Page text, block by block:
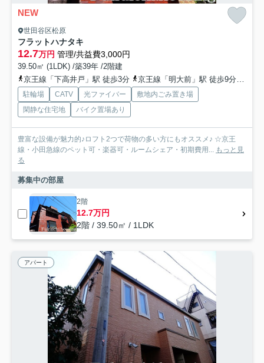
NEW
世田谷区松原
フラットハナタキ
12.7万円 管理/共益費3,000円
39.50㎡ (1LDK) /築39年 /2階建
京王線「下高井戸」駅 徒歩3分
京王線「明大前」駅 徒歩9分
駐輪場 CATV 光ファイバー
敷地内ごみ置き場
閑静な住宅地
バイク置場あり
豊富な設備が魅力的♪ロフト2つで荷物の多い方にもオススメ♪ ☆京王
線・小田急線のペット可・楽器可・ルームシェア・初期費用... もっと見
る
募集中の部屋
2階
12.7万円
2階 / 39.50㎡ / 1LDK
アパート